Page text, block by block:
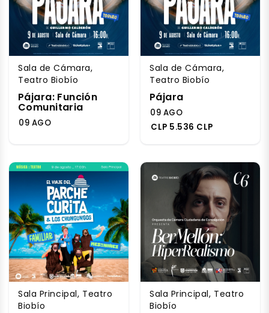
Sala de Cámara,
Teatro Biobío
Pájara: Función
Comunitaria
09 AGO
Sala de Cámara,
Teatro Biobío
Pájara
09 AGO
CLP 5.536 CLP
Sala Principal, Teatro
Biobío
Sala Principal, Teatro
Biobío